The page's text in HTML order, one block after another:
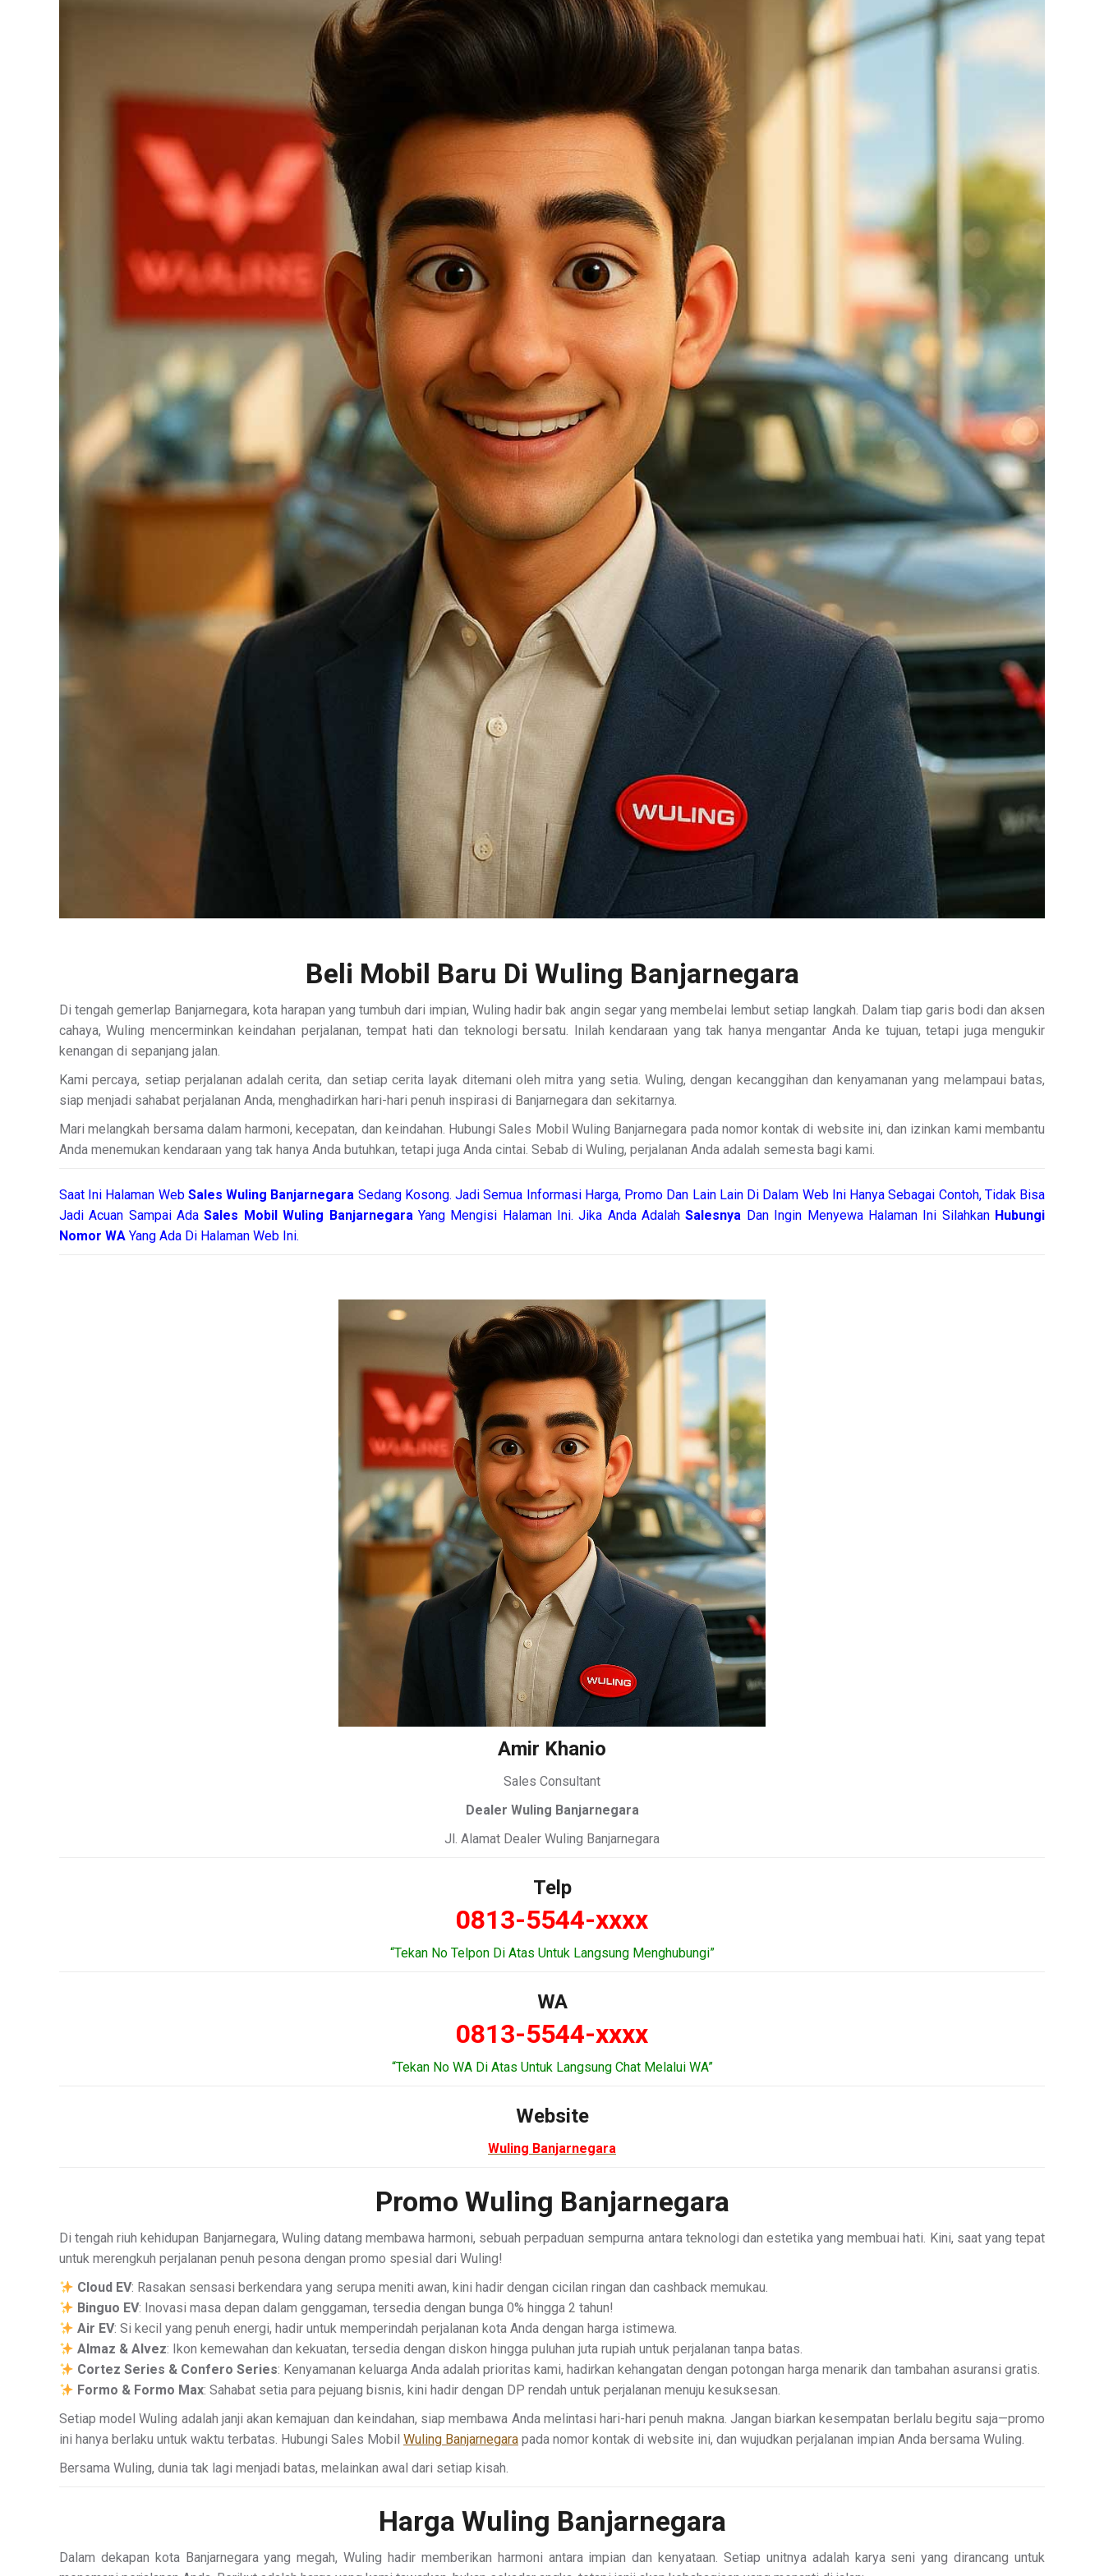
Beli Mobil Baru Di Wuling Banjarnegara
Di tengah gemerlap Banjarnegara, kota harapan yang tumbuh dari impian, Wuling hadir bak angin segar yang membelai lembut setiap langkah. Dalam tiap garis bodi dan aksen
cahaya, Wuling mencerminkan keindahan perjalanan, tempat hati dan teknologi bersatu. Inilah kendaraan yang tak hanya mengantar Anda ke tujuan, tetapi juga mengukir
kenangan di sepanjang jalan.
Kami percaya, setiap perjalanan adalah cerita, dan setiap cerita layak ditemani oleh mitra yang setia. Wuling, dengan kecanggihan dan kenyamanan yang melampaui batas,
siap menjadi sahabat perjalanan Anda, menghadirkan hari-hari penuh inspirasi di Banjarnegara dan sekitarnya.
Mari melangkah bersama dalam harmoni, kecepatan, dan keindahan. Hubungi Sales Mobil Wuling Banjarnegara pada nomor kontak di website ini, dan izinkan kami membantu
Anda menemukan kendaraan yang tak hanya Anda butuhkan, tetapi juga Anda cintai. Sebab di Wuling, perjalanan Anda adalah semesta bagi kami.
Saat Ini Halaman Web Sales Wuling Banjarnegara Sedang Kosong. Jadi Semua Informasi Harga, Promo Dan Lain Lain Di Dalam Web Ini Hanya Sebagai Contoh, Tidak Bisa
Jadi Acuan Sampai AdaSales Mobil Wuling Banjarnegara Yang Mengisi Halaman Ini. Jika Anda AdalahSalesnya Dan Ingin Menyewa Halaman Ini Silahkan Hubungi
Nomor WA Yang Ada Di Halaman Web Ini.
Amir Khanio
Sales Consultant
Dealer Wuling Banjarnegara
Jl. Alamat Dealer Wuling Banjarnegara
Telp
0813-5544-xxxx
“Tekan No Telpon Di Atas Untuk Langsung Menghubungi”
WA
0813-5544-xxxx
“Tekan No WA Di Atas Untuk Langsung Chat Melalui WA”
Website
Wuling Banjarnegara
Promo Wuling Banjarnegara
Di tengah riuh kehidupan Banjarnegara, Wuling datang membawa harmoni, sebuah perpaduan sempurna antara teknologi dan estetika yang membuai hati. Kini, saat yang tepat
untuk merengkuh perjalanan penuh pesona dengan promo spesial dari Wuling!
Cloud EV: Rasakan sensasi berkendara yang serupa meniti awan, kini hadir dengan cicilan ringan dan cashback memukau.
Binguo EV: Inovasi masa depan dalam genggaman, tersedia dengan bunga 0% hingga 2 tahun!
Air EV: Si kecil yang penuh energi, hadir untuk memperindah perjalanan kota Anda dengan harga istimewa.
Almaz & Alvez: Ikon kemewahan dan kekuatan, tersedia dengan diskon hingga puluhan juta rupiah untuk perjalanan tanpa batas.
Cortez Series & Confero Series: Kenyamanan keluarga Anda adalah prioritas kami, hadirkan kehangatan dengan potongan harga menarik dan tambahan asuransi gratis.
Formo & Formo Max: Sahabat setia para pejuang bisnis, kini hadir dengan DP rendah untuk perjalanan menuju kesuksesan.
Setiap model Wuling adalah janji akan kemajuan dan keindahan, siap membawa Anda melintasi hari-hari penuh makna. Jangan biarkan kesempatan berlalu begitu saja—promo
ini hanya berlaku untuk waktu terbatas. Hubungi Sales Mobil Wuling Banjarnegara pada nomor kontak di website ini, dan wujudkan perjalanan impian Anda bersama Wuling.
Bersama Wuling, dunia tak lagi menjadi batas, melainkan awal dari setiap kisah.
Harga Wuling Banjarnegara
Dalam dekapan kota Banjarnegara yang megah, Wuling hadir memberikan harmoni antara impian dan kenyataan. Setiap unitnya adalah karya seni yang dirancang untuk